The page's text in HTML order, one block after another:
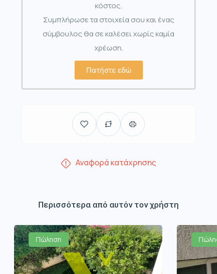
κόστος.
Συμπλήρωσε τα στοιχεία σου και ένας
σύμβουλος θα σε καλέσει χωρίς καμία
χρέωση.
Πατήστε εδώ
Αναφορά κατάχρησης
Περισσότερα από αυτόν τον χρήστη
Πώληση